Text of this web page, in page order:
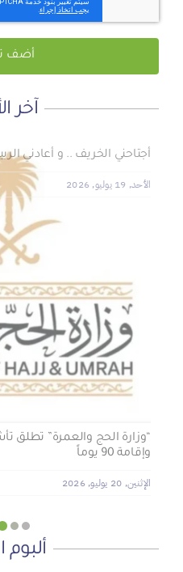
آخر
الجمعية الخيرية للخدمات
تأثيث المنازل وسداد
التنموي
الأربعاء, 29 يوليو, 2026
“وزارة الحج والعمرة” تطلق
وإقامة 90 يوماً
الإثنين, 20 يوليو, 2026
أجتاحني الخريف .. و أعادني
الأحد, 19 يوليو, 2026
لماذا نعمل 8 ساعات؟
الجمعة, 3 يوليو, 2026
المنطقة الآمنة
الخميس, 2 يوليو, 2026
ألبوم